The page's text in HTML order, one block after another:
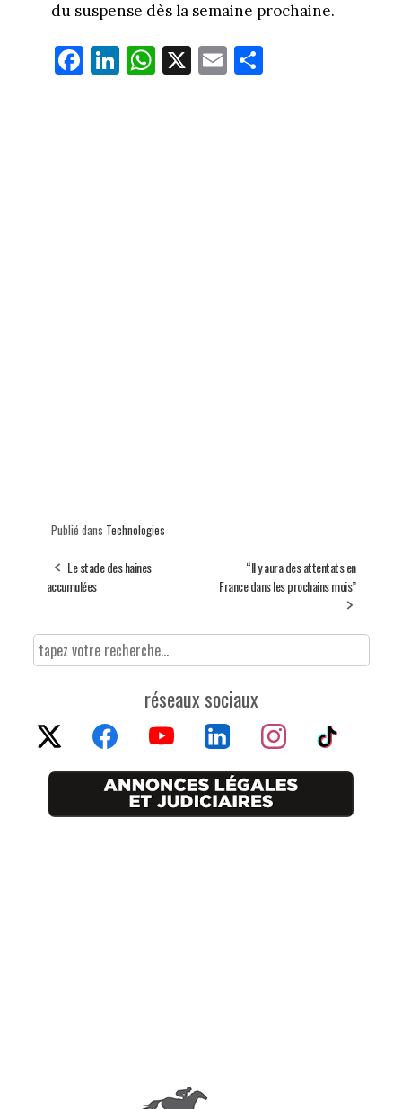
du suspense dès la semaine prochaine.
Fa
ce
Li
nk
W
ha
X E
m
Pa
Publié dans Technologies
Le stade des haines
accumulées
“Il y aura des attentats en
France dans les prochains mois”
réseaux sociaux